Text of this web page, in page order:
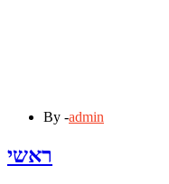
By -admin
ראשי